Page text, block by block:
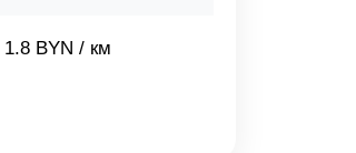
1.8 BYN / км